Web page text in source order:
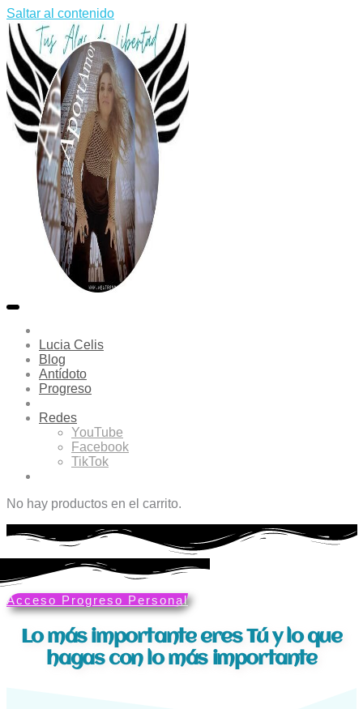
Saltar al contenido
Lucia Celis
Blog
Antídoto
Progreso
Redes
YouTube
Facebook
TikTok
No hay productos en el carrito.
Acceso Progreso Personal
Lo más importante eres Tú y lo que
hagas con lo más importante